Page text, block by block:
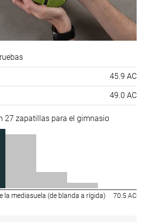
45.9 AC
49.0 AC
27 zapatillas para el gimnasio
la mediasuela (de blanda a rígida) 70.5 AC